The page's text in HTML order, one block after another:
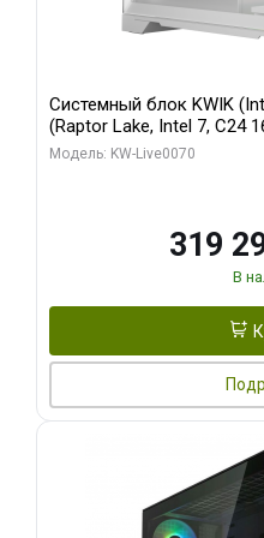
Системный блок KWIK
(Raptor Lake, Intel 7, C24
модуля)/ Gigabyte
Модель: KW-Live0070
319
В